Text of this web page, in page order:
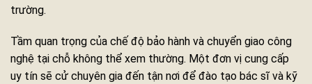
trường.
Tầm quan trọng của chế độ bảo hành và chuyển giao công
nghệ tại chỗ không thể xem thường. Một đơn vị cung cấp
uy tín sẽ cử chuyên gia đến tận nơi để đào tạo bác sĩ và kỹ